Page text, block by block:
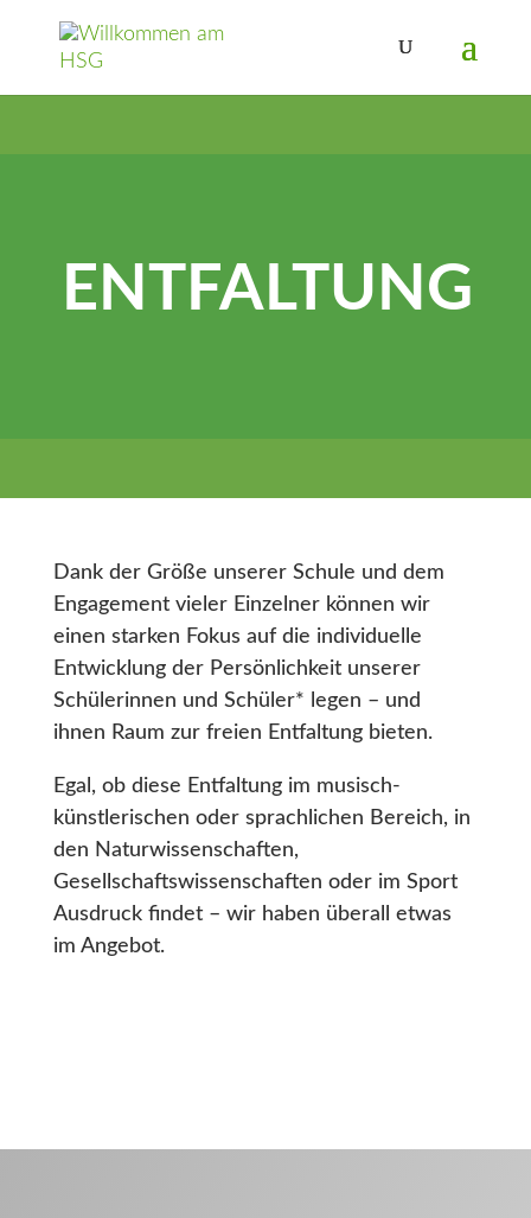
ENTFALTUNG
Dank der Größe unserer Schule und dem
Engagement vieler Einzelner können wir
einen starken Fokus auf die individuelle
Entwicklung der Persönlichkeit unserer
Schülerinnen und Schüler* legen – und
ihnen Raum zur freien Entfaltung bieten.
Egal, ob diese Entfaltung im musisch-
künstlerischen oder sprachlichen Bereich, in
den Naturwissenschaften,
Gesellschaftswissenschaften oder im Sport
Ausdruck findet – wir haben überall etwas
im Angebot.